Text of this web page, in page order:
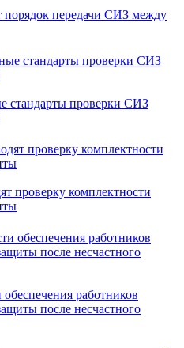
порядок передачи СИЗ между
стандарты проверки СИЗ
проверку комплектности
работников
после несчастного